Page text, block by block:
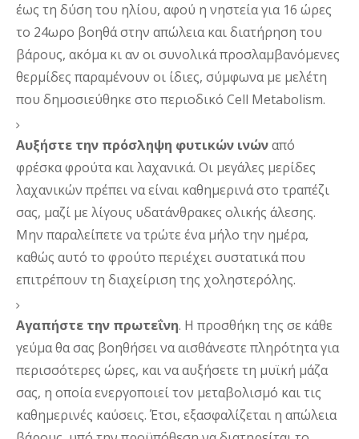
έως τη δύση του ηλίου, αφού η νηστεία για 16 ώρες
το 24ωρο βοηθά στην απώλεια και διατήρηση του
βάρους, ακόμα κι αν οι συνολικά προσλαμβανόμενες
θερμίδες παραμένουν οι ίδιες, σύμφωνα με μελέτη
που δημοσιεύθηκε στο περιοδικό Cell Metabolism.
Αυξήστε την πρόσληψη φυτικών ινών από
φρέσκα φρούτα και λαχανικά. Οι μεγάλες μερίδες
λαχανικών πρέπει να είναι καθημερινά στο τραπέζι
Μην παραλείπετε να τρώτε ένα μήλο την ημέρα,
καθώς αυτό το φρούτο περιέχει συστατικά που
επιτρέπουν τη διαχείριση της χοληστερόλης.
Αγαπήστε την πρωτεΐνη. Η προσθήκη της σε κάθε
γεύμα θα σας βοηθήσει να αισθάνεστε πληρότητα για
περισσότερες ώρες, και να αυξήσετε τη μυϊκή μάζα
σας, η οποία ενεργοποιεί τον μεταβολισμό και τις
καθημερινές καύσεις. Έτσι, εξασφαλίζεται η απώλεια